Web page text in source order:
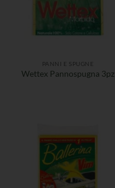
PANNI E SPUGNE
Wettex Pannospugna 3pz